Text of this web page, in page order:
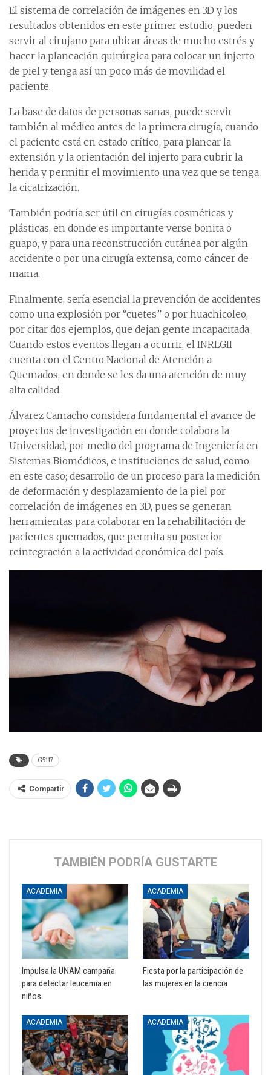
El sistema de correlación de imágenes en 3D y los
resultados obtenidos en este primer estudio, pueden
servir al cirujano para ubicar áreas de mucho estrés y
hacer la planeación quirúrgica para colocar un injerto
de piel y tenga así un poco más de movilidad el
paciente.
La base de datos de personas sanas, puede servir
también al médico antes de la primera cirugía, cuando
el paciente está en estado crítico, para planear la
extensión y la orientación del injerto para cubrir la
herida y permitir el movimiento una vez que se tenga
la cicatrización.
También podría ser útil en cirugías cosméticas y
plásticas, en donde es importante verse bonita o
guapo, y para una reconstrucción cutánea por algún
accidente o por una cirugía extensa, como cáncer de
mama.
Finalmente, sería esencial la prevención de accidentes
como una explosión por “cuetes” o por huachicoleo,
por citar dos ejemplos, que dejan gente incapacitada.
Cuando estos eventos llegan a ocurrir, el INRLGII
cuenta con el Centro Nacional de Atención a
Quemados, en donde se les da una atención de muy
alta calidad.
Álvarez Camacho considera fundamental el avance de
proyectos de investigación en donde colabora la
Universidad, por medio del programa de Ingeniería en
Sistemas Biomédicos, e instituciones de salud, como
en este caso; desarrollo de un proceso para la medición
de deformación y desplazamiento de la piel por
correlación de imágenes en 3D, pues se generan
herramientas para colaborar en la rehabilitación de
pacientes quemados, que permita su posterior
reintegración a la actividad económica del país.
G5117
Compartir
TAMBIÉN PODRÍA GUSTARTE
ACADEMIA
Impulsa la UNAM campaña
para detectar leucemia en
niños
ACADEMIA
Fiesta por la participación de
las mujeres en la ciencia
ACADEMIA ACADEMIA